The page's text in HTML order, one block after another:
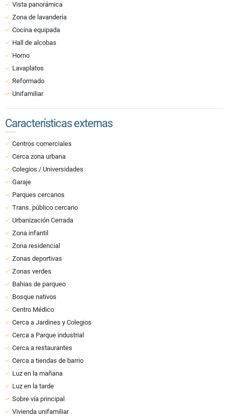
Vista panorámica
Zona de lavandería
Cocina equipada
Hall de alcobas
Horno
Lavaplatos
Reformado
Unifamiliar
Características externas
Centros comerciales
Cerca zona urbana
Colegios / Universidades
Garaje
Parques cercanos
Trans. público cercano
Urbanización Cerrada
Zona infantil
Zona residencial
Zonas deportivas
Zonas verdes
Bahias de parqueo
Bosque nativos
Centro Médico
Cerca a Jardines y Colegios
Cerca a Parque industrial
Cerca a restaurantes
Cerca a tiendas de barrio
Luz en la mañana
Luz en la tarde
Sobre vía principal
Vivienda unifamiliar